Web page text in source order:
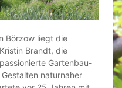
Börzow liegt die
Brandt, die
Gartenbau-
naturnaher